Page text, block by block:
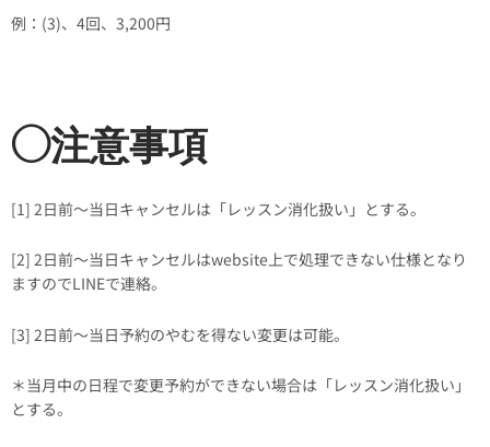
例：(3)、4回、3,200円
◯注意事項
[1] 2日前〜当日キャンセルは「レッスン消化扱い」とする。
[2] 2日前〜当日キャンセルはwebsite上で処理できない仕様となり
ますのでLINEで連絡。
[3] 2日前〜当日予約のやむを得ない変更は可能。
＊当月中の日程で変更予約ができない場合は「レッスン消化扱い」
とする。